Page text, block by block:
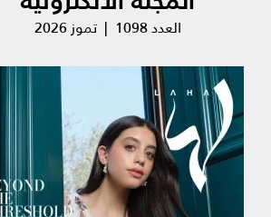
العدد 1098 | تموز 2026